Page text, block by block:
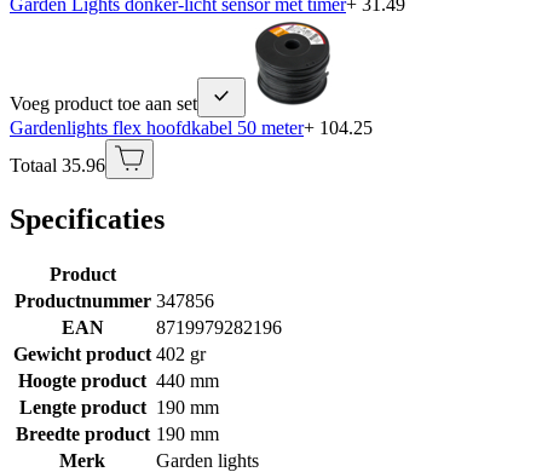
Garden Lights donker-licht sensor met timer+ 31.49
Voeg product toe aan set
Gardenlights flex hoofdkabel 50 meter+ 104.25
Totaal 35.96
Specificaties
Product
Productnummer 347856
EAN
8719979282196
Gewicht product 402 gr
Hoogte product 440 mm
Lengte product 190 mm
Breedte product 190 mm
Merk
Garden lights